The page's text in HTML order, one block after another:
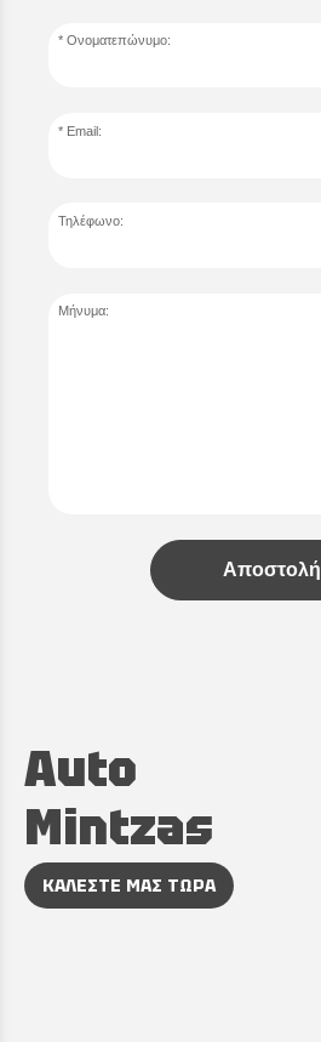
Ονοματεπώνυμο:
Email:
Τηλέφωνο:
Μήνυμα:
Αποστολή
Auto
Mintzas
ΚΑΛΕΣΤΕ ΜΑΣ ΤΩΡΑ